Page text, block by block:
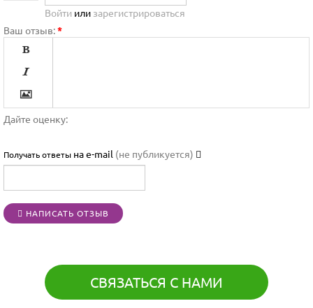
Войти или зарегистрироваться
Ваш отзыв:*







Дайте оценку:
Получать ответы на e-mail (не публикуется)
НАПИСАТЬ ОТЗЫВ
СВЯЗАТЬСЯ С НАМИ